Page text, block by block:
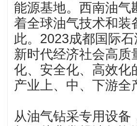
能源基地。西南油气
着全球油气技术和装
此。2023成都国际
新时代经济社会高质
化、安全化、高效化
产业上、中、下游全
从油气钻采专用设